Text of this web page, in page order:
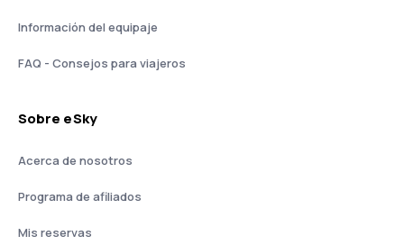
Información del equipaje
FAQ - Consejos para viajeros
Sobre eSky
Acerca de nosotros
Programa de afiliados
Mis reservas